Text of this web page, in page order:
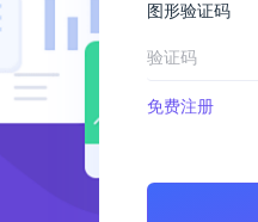
图形验证码
免费注册